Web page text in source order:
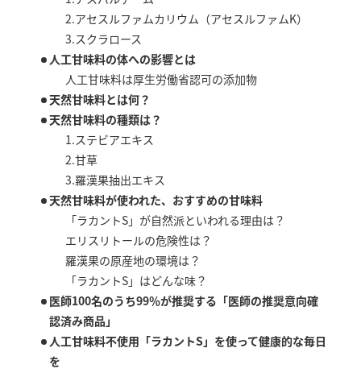
2.アセスルファムカリウム（アセスルファムK）
3.スクラロース
人工甘味料の体への影響とは
人工甘味料は厚生労働省認可の添加物
天然甘味料とは何？
天然甘味料の種類は？
1.ステビアエキス
2.甘草
3.羅漢果抽出エキス
天然甘味料が使われた、おすすめの甘味料
「ラカントS」が自然派といわれる理由は？
エリスリトールの危険性は？
羅漢果の原産地の環境は？
「ラカントS」はどんな味？
医師100名のうち99％が推奨する「医師の推奨意向確
認済み商品」
人工甘味料不使用「ラカントS」を使って健康的な毎日
を